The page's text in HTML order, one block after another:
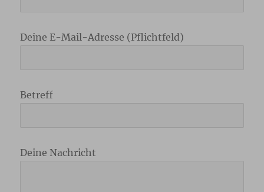
Deine E-Mail-Adresse (Pflichtfeld)
Betreff
Deine Nachricht